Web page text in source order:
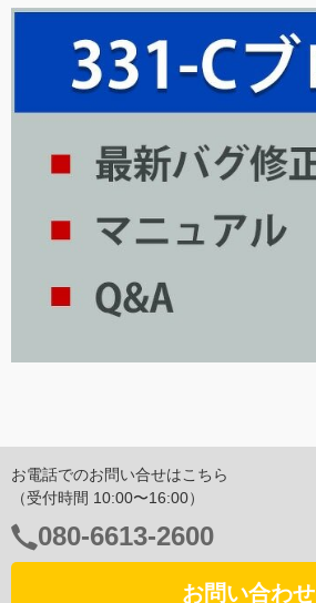
お電話でのお問い合せはこちら
（受付時間 10:00〜16:00）
電
話
080-6613-2600
お問い合わせ